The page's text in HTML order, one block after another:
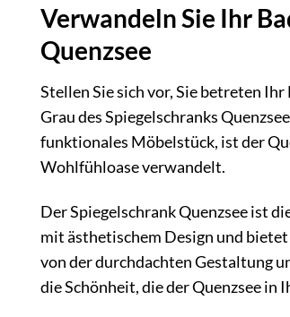
Verwandeln Sie Ihr
Quenzsee
Stellen Sie sich vor, Sie betreten
Grau des Spiegelschranks
funktionales Möbelstück, ist der
Wohlfühloase verwandelt.
Der Spiegelschrank Quenzsee ist
mit ästhetischem Design und
von der durchdachten Gestaltung
die Schönheit, die der Quenzsee in